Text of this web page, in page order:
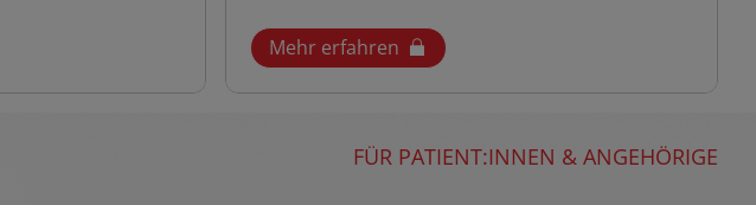
Mehr erfahren
FÜR PATIENT:INNEN & ANGEHÖRIGE